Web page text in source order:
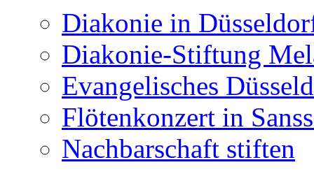
Diakonie in
Diakonie-Stiftung
Evangelisches
Flötenkonzert in
Nachbarschaft stiften